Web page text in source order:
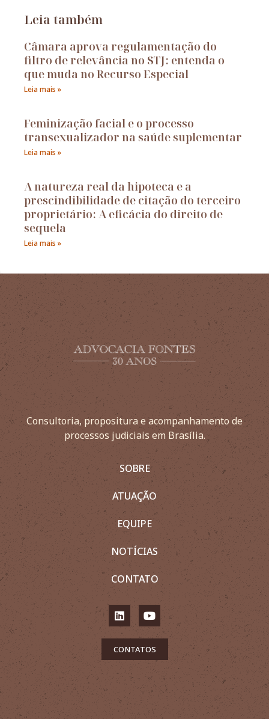
Leia também
Câmara aprova regulamentação do
filtro de relevância no STJ: entenda o
que muda no Recurso Especial
Leia mais »
Feminização facial e o processo
transexualizador na saúde suplementar
Leia mais »
A natureza real da hipoteca e a
prescindibilidade de citação do terceiro
proprietário: A eficácia do direito de
sequela
Leia mais »
Consultoria, propositura e acompanhamento de
processos judiciais em Brasília.
SOBRE
ATUAÇÃO
EQUIPE
NOTÍCIAS
CONTATO
CONTATOS